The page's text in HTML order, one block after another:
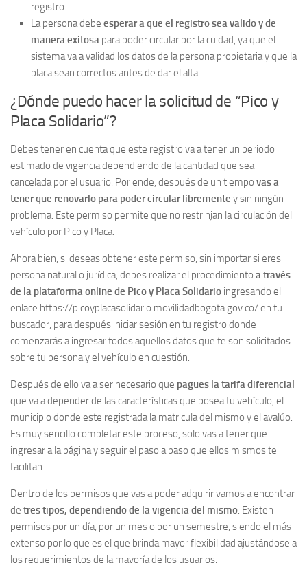
registro.
La persona debe esperar a que el registro sea valido y de
manera exitosa para poder circular por la cuidad, ya que el
sistema va a validad los datos de la persona propietaria y que la
placa sean correctos antes de dar el alta.
¿Dónde puedo hacer la solicitud de “Pico y
Placa Solidario”?
Debes tener en cuenta que este registro va a tener un periodo
estimado de vigencia dependiendo de la cantidad que sea
cancelada por el usuario. Por ende, después de un tiempo vas a
tener que renovarlo para poder circular libremente y sin ningún
problema. Este permiso permite que no restrinjan la circulación del
vehículo por Pico y Placa.
Ahora bien, si deseas obtener este permiso, sin importar si eres
persona natural o jurídica, debes realizar el procedimiento a través
de la plataforma online de Pico y Placa Solidario ingresando el
enlace https://picoyplacasolidario.movilidadbogota.gov.co/ en tu
buscador, para después iniciar sesión en tu registro donde
comenzarás a ingresar todos aquellos datos que te son solicitados
sobre tu persona y el vehículo en cuestión.
Después de ello va a ser necesario que pagues la tarifa diferencial
que va a depender de las características que posea tu vehículo, el
municipio donde este registrada la matricula del mismo y el avalúo.
Es muy sencillo completar este proceso, solo vas a tener que
ingresar a la página y seguir el paso a paso que ellos mismos te
facilitan.
Dentro de los permisos que vas a poder adquirir vamos a encontrar
de tres tipos, dependiendo de la vigencia del mismo. Existen
permisos por un día, por un mes o por un semestre, siendo el más
extenso por lo que es el que brinda mayor flexibilidad ajustándose a
los requerimientos de la mayoría de los usuarios.